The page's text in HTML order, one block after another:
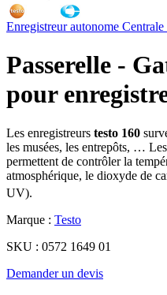
Enregistreur autonome Centrale
Passerelle -
pour
Les enregistreurs testo 160
les musées, les entrepôts, …
permettent de contrôler la
atmosphérique, le dioxyde de
UV).
Marque : Testo
SKU : 0572 1649 01
Demander un devis